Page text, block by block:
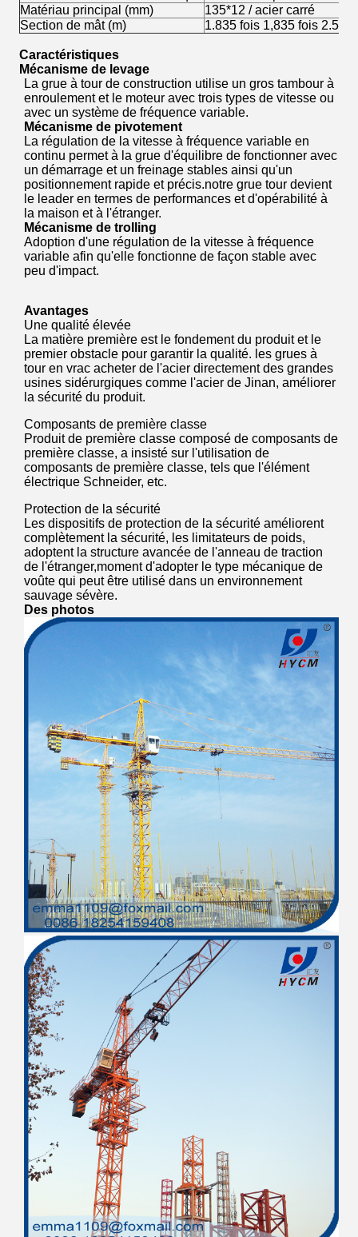
Matériau principal (mm)
135*12 / acier carré
Section de mât (m)
1.835 fois 1,835 fois 2.5
Caractéristiques
Mécanisme de levage
La grue à tour de construction utilise un gros tambour à
enroulement et le moteur avec trois types de vitesse ou
avec un système de fréquence variable.
Mécanisme de pivotement
La régulation de la vitesse à fréquence variable en
continu permet à la grue d'équilibre de fonctionner avec
un démarrage et un freinage stables ainsi qu'un
positionnement rapide et précis.notre grue tour devient
le leader en termes de performances et d'opérabilité à
la maison et à l'étranger.
Mécanisme de trolling
Adoption d'une régulation de la vitesse à fréquence
variable afin qu'elle fonctionne de façon stable avec
peu d'impact.
Avantages
Une qualité élevée
La matière première est le fondement du produit et le
premier obstacle pour garantir la qualité. les grues à
tour en vrac acheter de l'acier directement des grandes
usines sidérurgiques comme l'acier de Jinan, améliorer
la sécurité du produit.
Composants de première classe
Produit de première classe composé de composants de
première classe, a insisté sur l'utilisation de
composants de première classe, tels que l'élément
électrique Schneider, etc.
Protection de la sécurité
Les dispositifs de protection de la sécurité améliorent
complètement la sécurité, les limitateurs de poids,
adoptent la structure avancée de l'anneau de traction
de l'étranger,moment d'adopter le type mécanique de
voûte qui peut être utilisé dans un environnement
sauvage sévère.
Des photos